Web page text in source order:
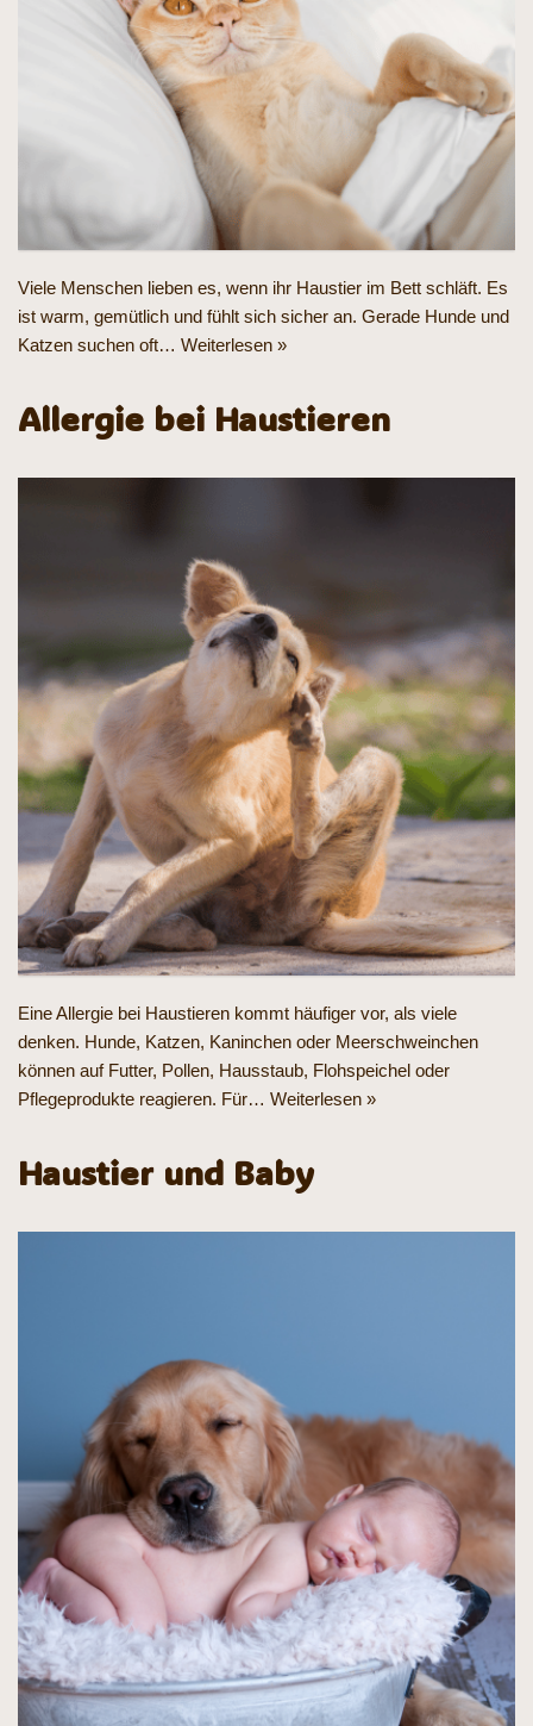
Viele Menschen lieben es, wenn ihr Haustier im Bett schläft. Es
ist warm, gemütlich und fühlt sich sicher an. Gerade Hunde und
Katzen suchen oft… Weiterlesen »
Allergie bei Haustieren
Eine Allergie bei Haustieren kommt häufiger vor, als viele
denken. Hunde, Katzen, Kaninchen oder Meerschweinchen
können auf Futter, Pollen, Hausstaub, Flohspeichel oder
Pflegeprodukte reagieren. Für… Weiterlesen »
Haustier und Baby